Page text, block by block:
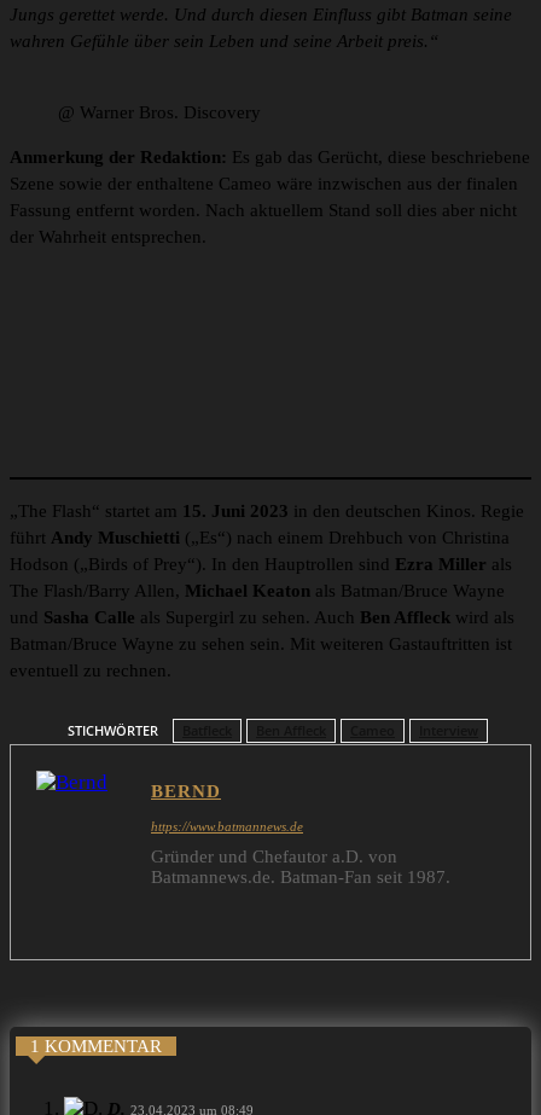
Jungs gerettet werde. Und durch diesen Einfluss gibt Batman seine
wahren Gefühle über sein Leben und seine Arbeit preis.“
@ Warner Bros. Discovery
Anmerkung der Redaktion: Es gab das Gerücht, diese beschriebene
Szene sowie der enthaltene Cameo wäre inzwischen aus der finalen
Fassung entfernt worden. Nach aktuellem Stand soll dies aber nicht
der Wahrheit entsprechen.
„The Flash“ startet am 15. Juni 2023 in den deutschen Kinos. Regie
führt Andy Muschietti („Es“) nach einem Drehbuch von Christina
Hodson („Birds of Prey“). In den Hauptrollen sind Ezra Miller als
The Flash/Barry Allen, Michael Keaton als Batman/Bruce Wayne
und Sasha Calle als Supergirl zu sehen. Auch Ben Affleck wird als
Batman/Bruce Wayne zu sehen sein. Mit weiteren Gastauftritten ist
eventuell zu rechnen.
STICHWÖRTER
BERND
https://www.batmannews.de
Gründer und Chefautor a.D. von
Batmannews.de. Batman-Fan seit 1987.
1 KOMMENTAR
D. 23.04.2023 um 08:49